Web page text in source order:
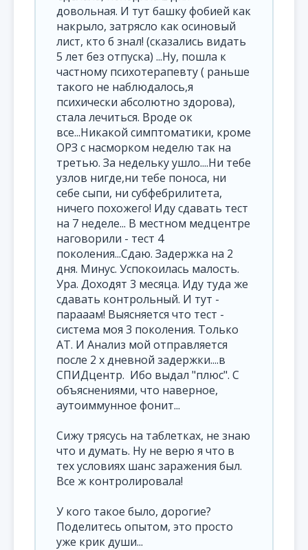
довольная. И тут башку фобией как
накрыло, затрясло как осиновый
лист, кто б знал! (сказались видать
5 лет без отпуска) ...Ну, пошла к
частному психотерапевту ( раньше
такого не наблюдалось,я
психически абсолютно здорова),
стала лечиться. Вроде ок
все...Никакой симптоматики, кроме
ОРЗ с насморком неделю так на
третью. За недельку ушло....Ни тебе
узлов нигде,ни тебе поноса, ни
себе сыпи, ни субфебрилитета,
ничего похожего! Иду сдавать тест
на 7 неделе... В местном медцентре
наговорили - тест 4
поколения...Сдаю. Задержка на 2
дня. Минус. Успокоилась малость.
Ура. Доходят 3 месяца. Иду туда же
сдавать контрольный. И тут -
парааам! Выясняется что тест -
система моя 3 поколения. Только
АТ. И Анализ мой отправляется
после 2 х дневной задержки....в
СПИДцентр. Ибо выдал "плюс". С
объяснениями, что наверное,
аутоиммунное фонит...
Сижу трясусь на таблетках, не знаю
что и думать. Ну не верю я что в
тех условиях шанс заражения был.
Все ж контролировала!
У кого такое было, дорогие?
Поделитесь опытом, это просто
уже крик души...